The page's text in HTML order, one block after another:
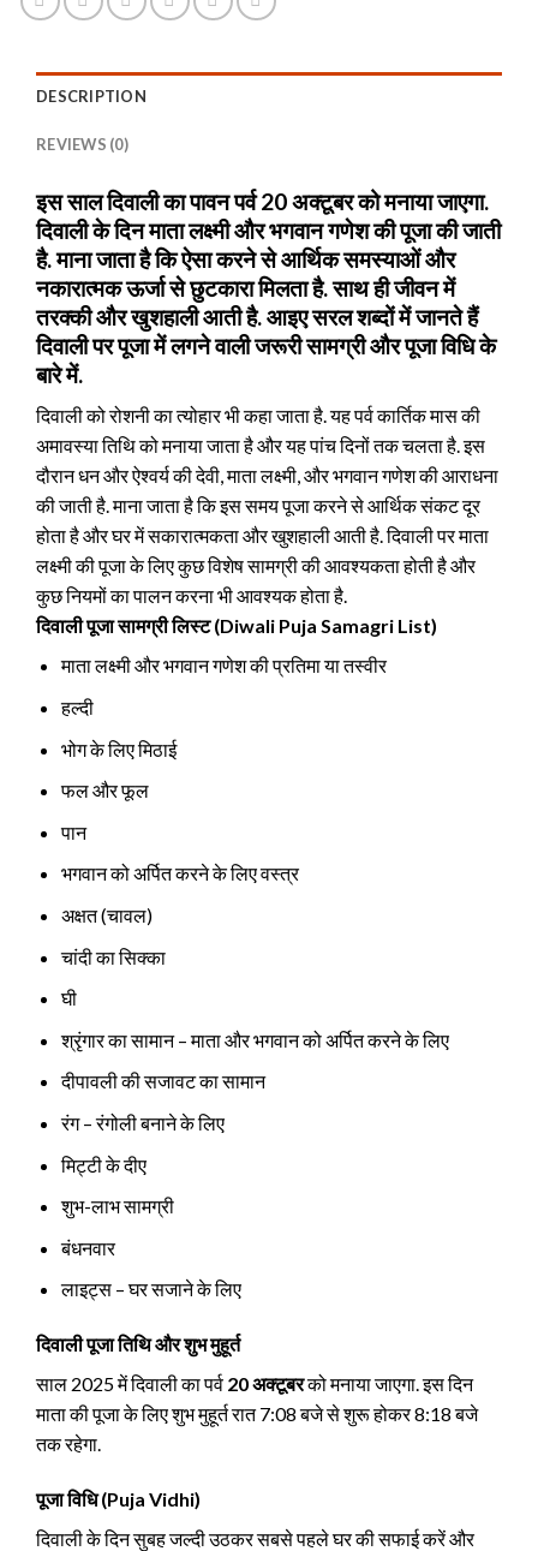
DESCRIPTION
REVIEWS (0)
इस साल दिवाली का पावन पर्व 20 अक्टूबर को मनाया जाएगा.
दिवाली के दिन माता लक्ष्मी और भगवान गणेश की पूजा की जाती
है. माना जाता है कि ऐसा करने से आर्थिक समस्याओं और
नकारात्मक ऊर्जा से छुटकारा मिलता है. साथ ही जीवन में
तरक्की और खुशहाली आती है. आइए सरल शब्दों में जानते हैं
दिवाली पर पूजा में लगने वाली जरूरी सामग्री और पूजा विधि के
बारे में.
दिवाली को रोशनी का त्योहार भी कहा जाता है. यह पर्व कार्तिक मास की
अमावस्या तिथि को मनाया जाता है और यह पांच दिनों तक चलता है. इस
दौरान धन और ऐश्वर्य की देवी, माता लक्ष्मी, और भगवान गणेश की आराधना
की जाती है. माना जाता है कि इस समय पूजा करने से आर्थिक संकट दूर
होता है और घर में सकारात्मकता और खुशहाली आती है. दिवाली पर माता
लक्ष्मी की पूजा के लिए कुछ विशेष सामग्री की आवश्यकता होती है और
कुछ नियमों का पालन करना भी आवश्यक होता है.
दिवाली पूजा सामग्री लिस्ट (Diwali Puja Samagri List)
माता लक्ष्मी और भगवान गणेश की प्रतिमा या तस्वीर
हल्दी
भोग के लिए मिठाई
फल और फूल
पान
भगवान को अर्पित करने के लिए वस्त्र
अक्षत (चावल)
चांदी का सिक्का
घी
श्रृंगार का सामान – माता और भगवान को अर्पित करने के लिए
दीपावली की सजावट का सामान
रंग – रंगोली बनाने के लिए
मिट्टी के दीए
शुभ-लाभ सामग्री
बंधनवार
लाइट्स – घर सजाने के लिए
दिवाली पूजा तिथि और शुभ मुहूर्त
साल 2025 में दिवाली का पर्व 20 अक्टूबरको मनाया जाएगा. इस दिन
माता की पूजा के लिए शुभ मुहूर्त रात 7:08 बजे से शुरू होकर 8:18 बजे
तक रहेगा.
पूजा विधि (Puja Vidhi)
दिवाली के दिन सुबह जल्दी उठकर सबसे पहले घर की सफाई करें और